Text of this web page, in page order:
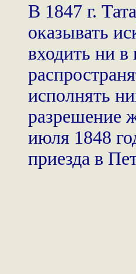
В 1847 г.
оказывать
входить ни в
исполнять
разрешение
июля 1848
приезда в